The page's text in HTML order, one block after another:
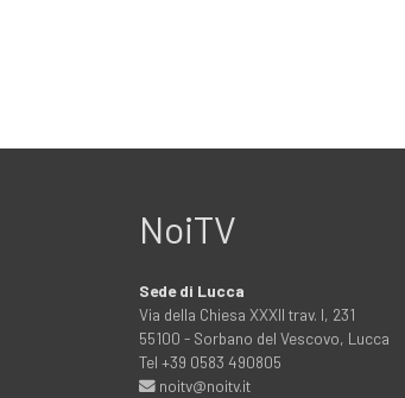
NoiTV
Sede di Lucca
Via della Chiesa XXXII trav. I, 231
55100 - Sorbano del Vescovo, Lucca
Tel +39 0583 490805
noitv@noitv.it